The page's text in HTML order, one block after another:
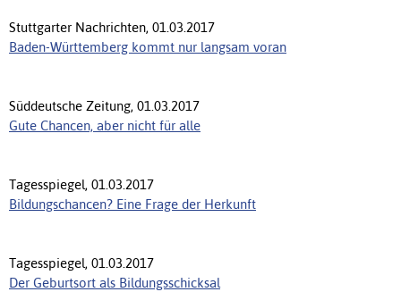
Stuttgarter Nachrichten, 01.03.2017
Baden-Württemberg kommt nur langsam voran
Süddeutsche Zeitung, 01.03.2017
Gute Chancen, aber nicht für alle
Tagesspiegel, 01.03.2017
Bildungschancen? Eine Frage der Herkunft
Tagesspiegel, 01.03.2017
Der Geburtsort als Bildungsschicksal